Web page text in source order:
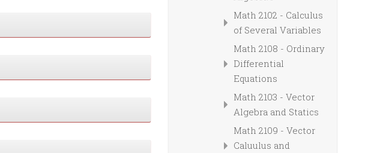
Math 2102 - Calculus
of Several Variables
Math 2108 - Ordinary
Differential
Equations
Math 2103 - Vector
Algebra and Statics
Math 2109 - Vector
Caluulus and